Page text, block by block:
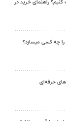
راهنمای خرید در
چه کسی میسازد؟
حرفه‌ای